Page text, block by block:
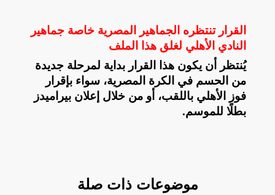
القرار تنتظره الجماهير المصرية خاصة جماهير
النادي الأهلي لغلق هذا الملف
يُنتظر أن يكون هذا القرار بداية لمرحلة جديدة
من الحسم في الكرة المصرية، سواء بإقرار
فوز الأهلي باللقب، أو من خلال إعلان بيراميدز
بطلًا للموسم.
موضوعات ذات صلة